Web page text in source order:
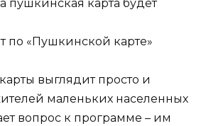
по «Пушкинской карте»
выглядит просто и
маленьких населенных
вопрос к программе – им